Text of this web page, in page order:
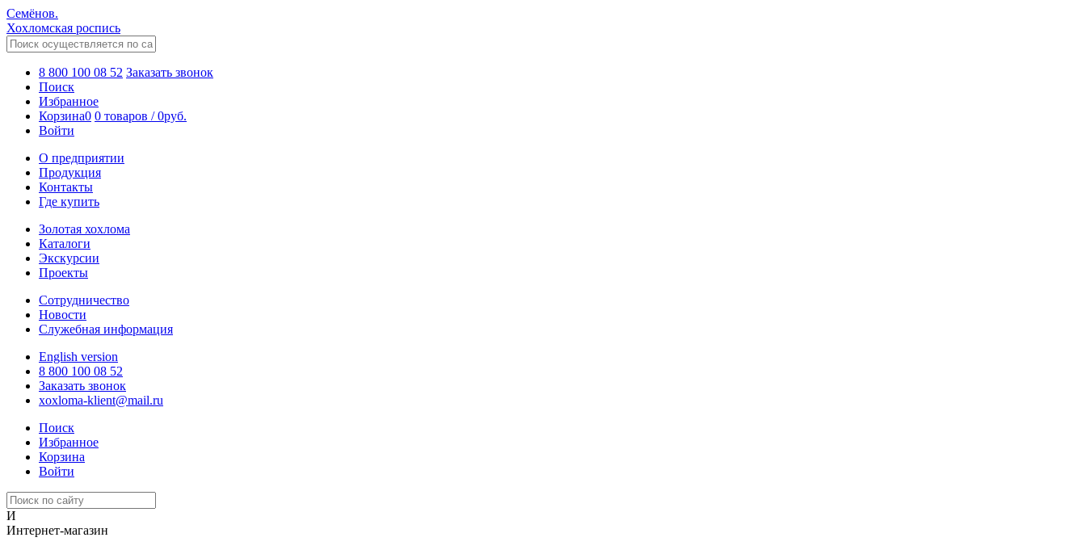
Семёнов.
Хохломская роспись
8 800 100 08 52 Заказать звонок
Поиск
Избранное
Корзина0 0 товаров /0руб.
Войти
О предприятии
Продукция
Контакты
Где купить
Золотая хохлома
Каталоги
Экскурсии
Проекты
Сотрудничество
Новости
Служебная информация
English version
8 800 100 08 52
Заказать звонок
xoxloma-klient@mail.ru
Поиск
Избранное
Корзина
Войти
И
Интернет-магазин